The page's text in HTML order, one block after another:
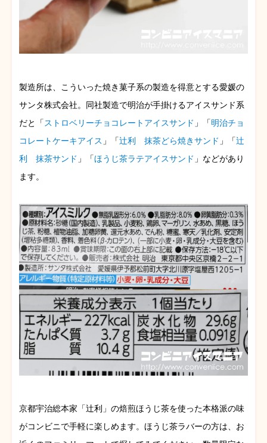
製造所は、こういった焼き菓子系の製造を得意とする愛媛の
サンタ株式会社。同社製造で明治が手掛けるアイスサンド系
だと「 ストロベリーチョコレートアイスサンド 」「明治チョ
コレートケーキアイス 」「辻利 抹茶どら焼きサンド 」「辻
利 抹茶サンド 」「ほうじ茶ラテアイスサンド 」などがあり
ます。
京都宇治総本家「辻利」の焙煎ほうじ茶を使った本格派の味
がコンビニで手軽に楽しめます。ほうじ茶ラバーの方は、お